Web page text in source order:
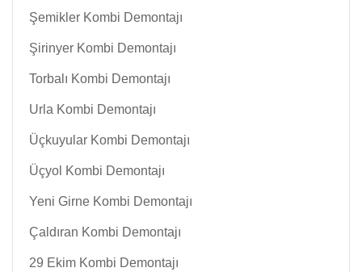
Şemikler Kombi Demontajı
Şirinyer Kombi Demontajı
Torbalı Kombi Demontajı
Urla Kombi Demontajı
Üçkuyular Kombi Demontajı
Üçyol Kombi Demontajı
Yeni Girne Kombi Demontajı
Çaldıran Kombi Demontajı
29 Ekim Kombi Demontajı